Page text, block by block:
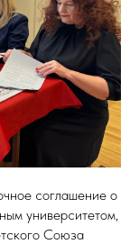
соглашение о
университетом,
Союза